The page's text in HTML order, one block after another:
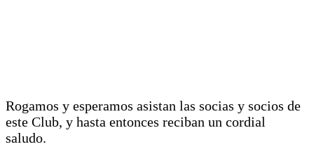
Rogamos y esperamos asistan las socias y socios de
este Club, y hasta entonces reciban un cordial
saludo.